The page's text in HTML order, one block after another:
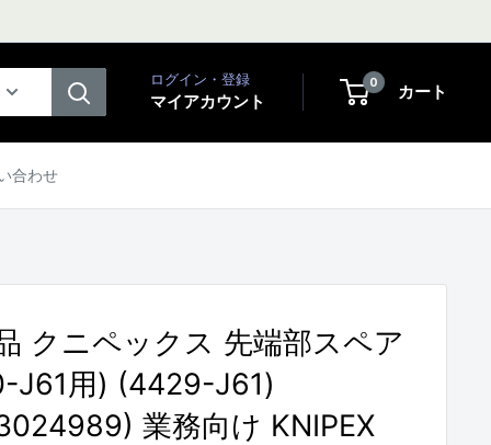
ログイン・登録
マイアカウント
0 カート
合わせ
クニペックス 先端部スペア
J61用) (4429-J61)
業務向け KNIPEX